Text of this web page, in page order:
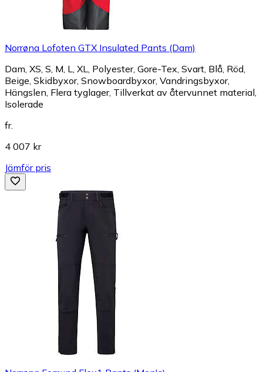
Norrøna Lofoten GTX Insulated Pants (Dam)
Dam, XS, S, M, L, XL, Polyester, Gore-Tex, Svart, Blå, Röd,
Beige, Skidbyxor, Snowboardbyxor, Vandringsbyxor,
Hängslen, Flera tyglager, Tillverkat av återvunnet material,
Isolerade
fr.
4 007 kr
Jämför pris